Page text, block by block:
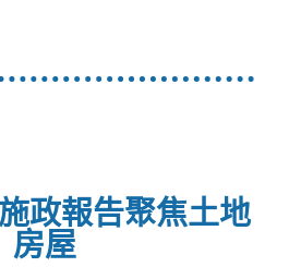
政報告聚焦土地
房屋